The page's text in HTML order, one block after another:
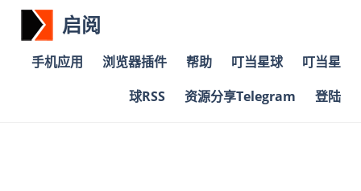
启阅
手机应用 浏览器插件 帮助 叮当星球
叮当星
球RSS
资源分享Telegram 登陆